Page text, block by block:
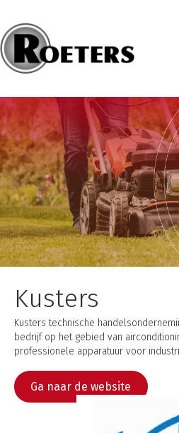
Kusters
Kusters technische
bedrijf op het gebied van
professionele apparatuur voor
Ga naar de website